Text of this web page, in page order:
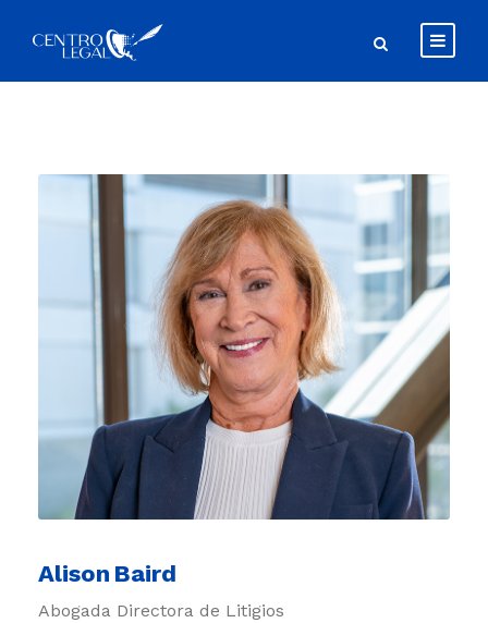
Alison Baird
Abogada Directora de Litigios